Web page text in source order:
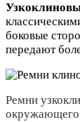
боковые
передают
Ремни
окружающего